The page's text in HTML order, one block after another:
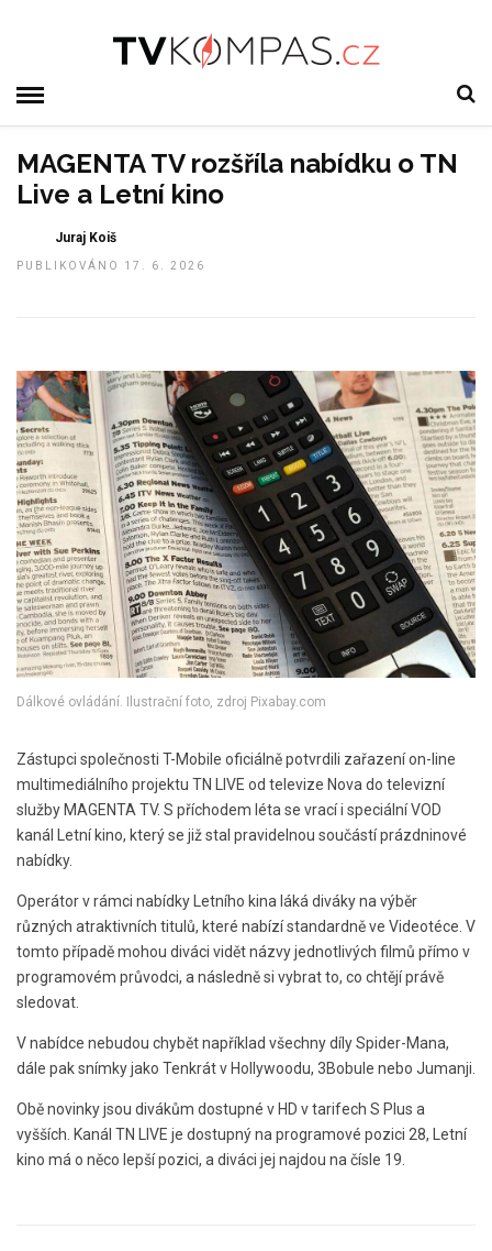
MAGENTA TV rozšříla nabídku o TN
Live a Letní kino
Juraj Koiš
PUBLIKOVÁNO 17. 6. 2026
Dálkové ovládání. Ilustrační foto, zdroj Pixabay.com
Zástupci společnosti T-Mobile oficiálně potvrdili zařazení on-line
multimediálního projektu TN LIVE od televize Nova do televizní
služby MAGENTA TV. S příchodem léta se vrací i speciální VOD
kanál Letní kino, který se již stal pravidelnou součástí prázdninové
nabídky.
Operátor v rámci nabídky Letního kina láká diváky na výběr
různých atraktivních titulů, které nabízí standardně ve Videotéce. V
tomto případě mohou diváci vidět názvy jednotlivých filmů přímo v
programovém průvodci, a následně si vybrat to, co chtějí právě
sledovat.
V nabídce nebudou chybět například všechny díly Spider-Mana,
dále pak snímky jako Tenkrát v Hollywoodu, 3Bobule nebo Jumanji.
Obě novinky jsou divákům dostupné v HD v tarifech S Plus a
vyšších. Kanál TN LIVE je dostupný na programové pozici 28, Letní
kino má o něco lepší pozici, a diváci jej najdou na čísle 19.